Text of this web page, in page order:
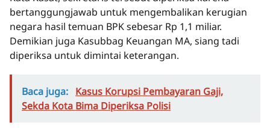
bertanggungjawab untuk mengembalikan kerugian
negara hasil temuan BPK sebesar Rp 1,1 miliar.
Demikian juga Kasubbag Keuangan MA, siang tadi
diperiksa untuk dimintai keterangan.
Baca juga: Kasus Korupsi Pembayaran Gaji,
Sekda Kota Bima Diperiksa Polisi